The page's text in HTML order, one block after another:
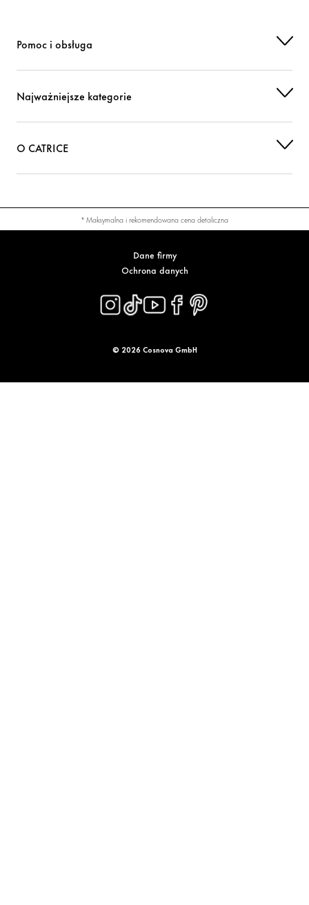
Pomoc i obsługa
Najważniejsze kategorie
O CATRICE
* Maksymalna i rekomendowana cena detaliczna
Dane firmy
Ochrona danych
© 2026 Cosnova GmbH